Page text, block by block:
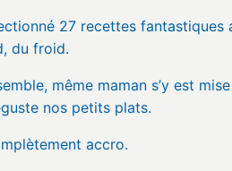
27 recettes
du froid.
même maman s’y est
nos petits plats.
accro.